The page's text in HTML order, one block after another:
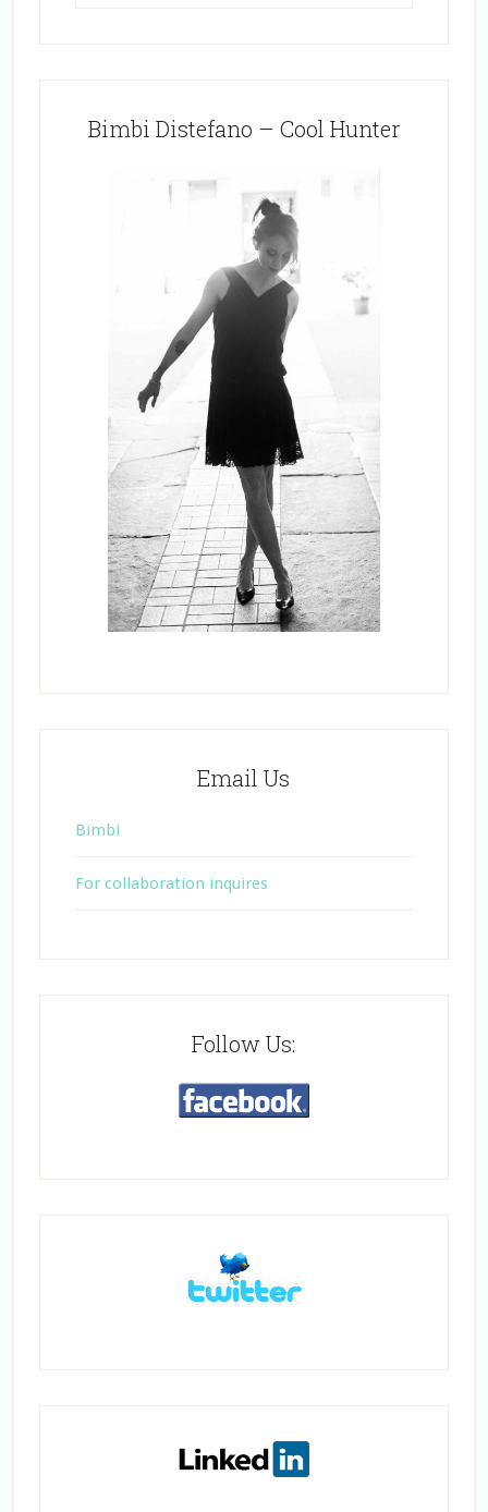
Bimbi Distefano – Cool Hunter
Email Us
Bimbi
For collaboration inquires
Follow Us: